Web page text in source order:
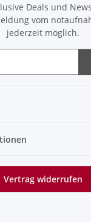
Deals und
vom
jederzeit möglich.
Vertrag widerrufen